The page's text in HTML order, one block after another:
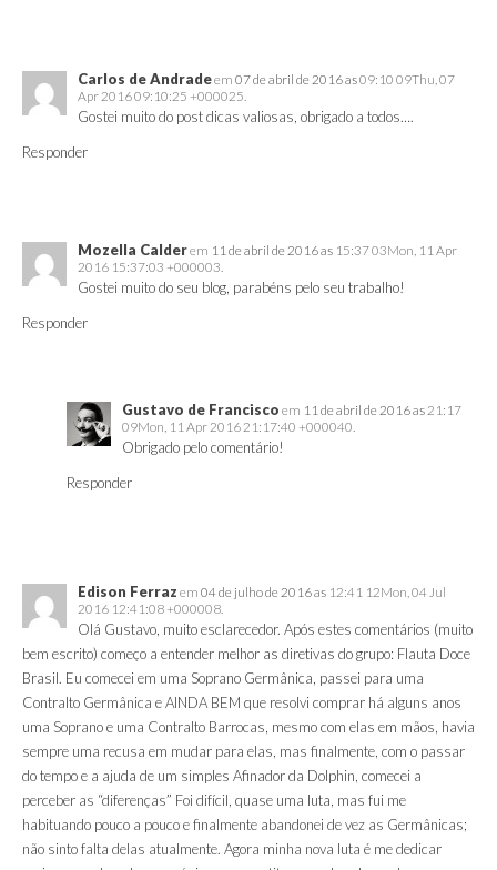
Carlos de Andradeem 07 de abril de 2016 as09:10 09Thu, 07
Apr 2016 09:10:25 +000025.
Gostei muito do post dicas valiosas, obrigado a todos….
Responder
Mozella Calderem 11 de abril de 2016 as 15:37 03Mon, 11 Apr
2016 15:37:03 +000003.
Gostei muito do seu blog, parabéns pelo seu trabalho!
Responder
Gustavo de Francisco em 11 de abril de 2016 as 21:17
09Mon, 11 Apr 2016 21:17:40 +000040.
Obrigado pelo comentário!
Responder
Edison Ferraz em 04 de julho de 2016 as 12:41 12Mon, 04 Jul
2016 12:41:08 +000008.
Olá Gustavo, muito esclarecedor. Após estes comentários (muito
bem escrito) começo a entender melhor as diretivas do grupo: Flauta Doce
Brasil. Eu comecei em uma Soprano Germânica, passei para uma
Contralto Germânica e AINDA BEM que resolvi comprar há alguns anos
uma Soprano e uma Contralto Barrocas, mesmo com elas em mãos, havia
sempre uma recusa em mudar para elas, mas finalmente, com o passar
do tempo e a ajuda de um simples Afinador da Dolphin, comecei a
perceber as “diferenças” Foi difícil, quase uma luta, mas fui me
habituando pouco a pouco e finalmente abandonei de vez as Germânicas;
não sinto falta delas atualmente. Agora minha nova luta é me dedicar